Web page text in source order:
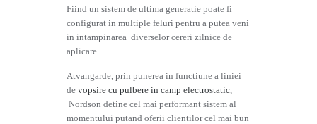
Fiind un sistem de ultima generatie poate fi
configurat in multiple feluri pentru a putea veni
in intampinarea diverselor cereri zilnice de
aplicare.
Atvangarde, prin punerea in functiune a liniei
de vopsire cu pulbere in camp electrostatic,
Nordson detine cel mai performant sistem al
momentului putand oferii clientilor cel mai bun